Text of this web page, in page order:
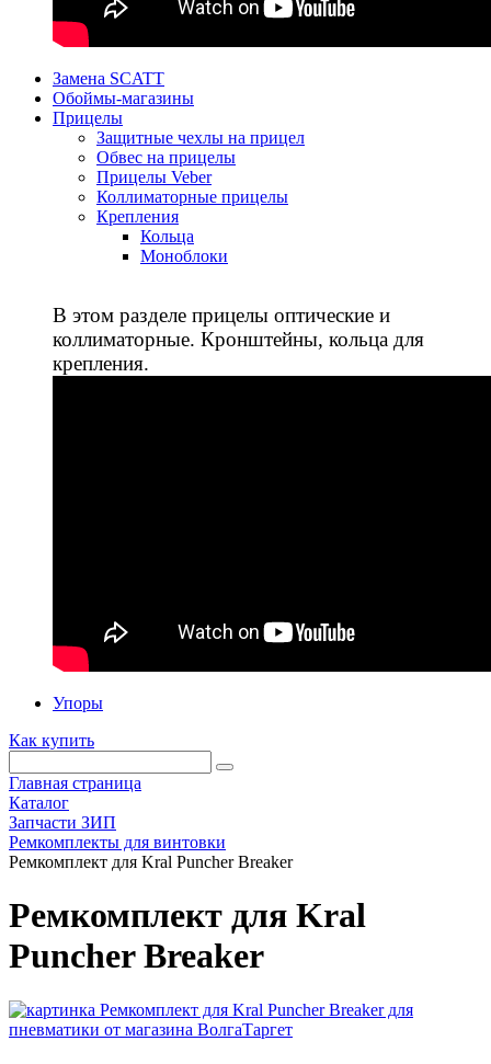
Замена SCATT
Обоймы-магазины
Прицелы
Защитные чехлы на прицел
Обвес на прицелы
Прицелы Veber
Коллиматорные прицелы
Крепления
Кольца
Моноблоки
В этом разделе прицелы оптические и
коллиматорные. Кронштейны, кольца для
крепления.
Упоры
Как купить
Главная страница
Каталог
Запчасти ЗИП
Ремкомплекты для винтовки
Ремкомплект для Kral Puncher Breaker
Ремкомплект для Kral
Puncher Breaker